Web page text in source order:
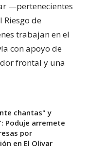
—pertenecientes
Riesgo de
trabajan en el
con apoyo de
frontal y una
chantas" y
Poduje arremete
por
en El Olivar